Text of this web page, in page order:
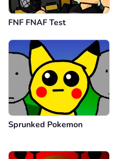
FNF FNAF Test
Sprunked Pokemon